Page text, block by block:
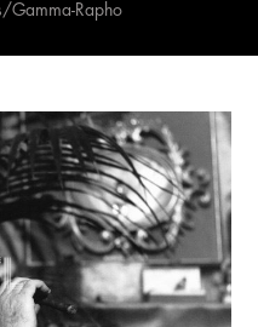
Gamma-Rapho